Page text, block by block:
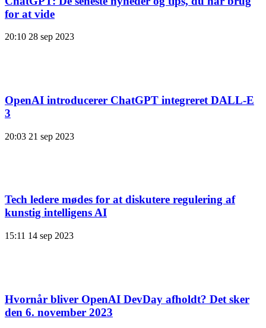
for at vide
20:10 28 sep 2023
OpenAI introducerer ChatGPT integreret DALL-E
3
20:03 21 sep 2023
Tech ledere mødes for at diskutere regulering af
kunstig intelligens AI
15:11 14 sep 2023
Hvornår bliver OpenAI DevDay afholdt? Det sker
den 6. november 2023